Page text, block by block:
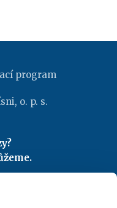
program
o. p. s.